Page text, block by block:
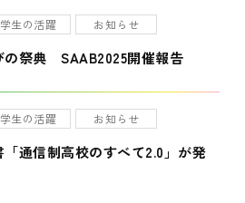
生の活躍 お知らせ
の祭典 SAAB2025開催報告
生の活躍 お知らせ
通信制高校のすべて2.0」が発